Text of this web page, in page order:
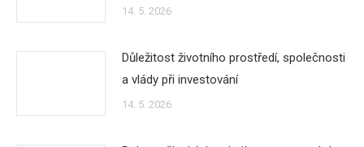
14. 5. 2026
Důležitost životního prostředí, společnosti
a vlády při investování
14. 5. 2026